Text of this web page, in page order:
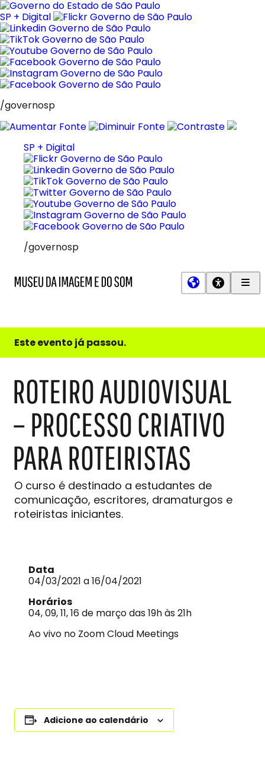
Pular
para
o
conteúdo
SP + Digital
/governosp
SP + Digital
/governosp
e
do
Este evento já passou.
ROTEIRO AUDIOVISUAL
– PROCESSO CRIATIVO
PARA ROTEIRISTAS
O curso é destinado a estudantes de
comunicação, escritores, dramaturgos e
roteiristas iniciantes.
Data
04/03/2021 a 16/04/2021
Horários
04, 09, 11, 16 de março das 19h às 21h
Ao vivo no Zoom Cloud Meetings
Adicione ao calendário